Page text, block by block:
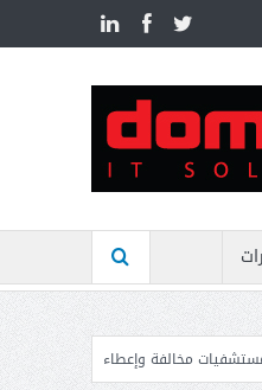
نهائية وتوجيه إنذارات